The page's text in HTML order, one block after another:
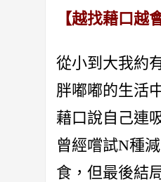
【越找藉口越
從小到大我約
胖嘟嘟的生活
藉口說自己連
曾經嚐試N種
食，但最後結